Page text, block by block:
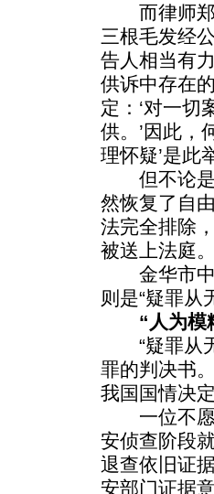
而律师郑
三根毛发经
告人相当有
供诉中存在
定：‘对一切
供。’因此，
理怀疑’是此
但不论是
然恢复了自
法完全排除
被送上法庭
金华市中
则是“疑罪从
“人为模糊
“疑罪从无
罪的判决书
我国国情决定
一位不愿
安侦查阶段
退查依旧证
安部门证据